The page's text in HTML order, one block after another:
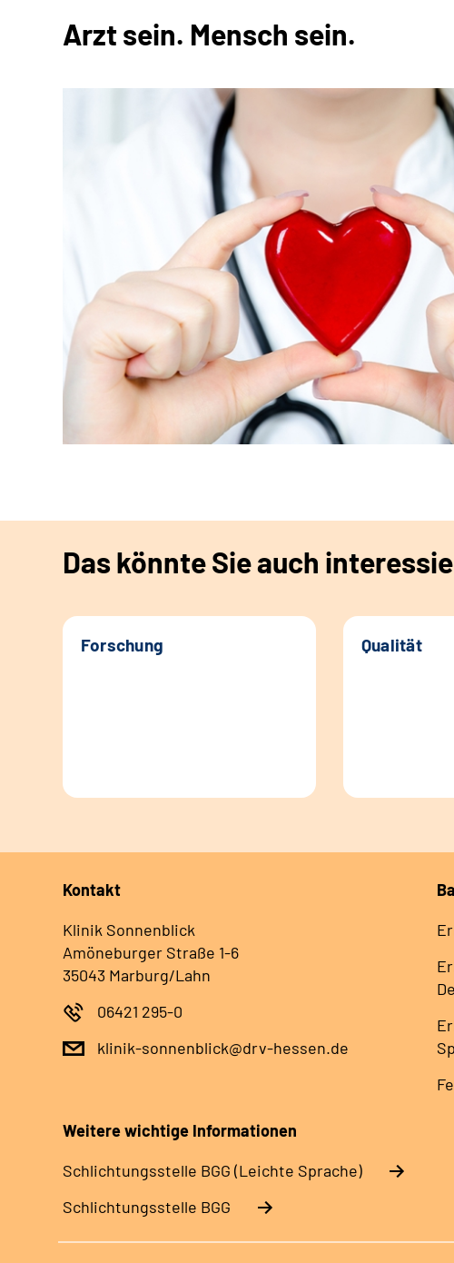
Arzt sein. Mensch sein.
Das könnte Sie auch
Forschung Qualität
Kontakt
Klinik Sonnenblick
Amöneburger Straße 1-6
35043 Marburg/Lahn
06421 295-0
klinik-sonnenblick@drv-hessen.de
Weitere wichtige Informationen
Schlich­tungs­stel­le BGG (Leichte Sprache)
Schlich­tungs­stel­le BGG